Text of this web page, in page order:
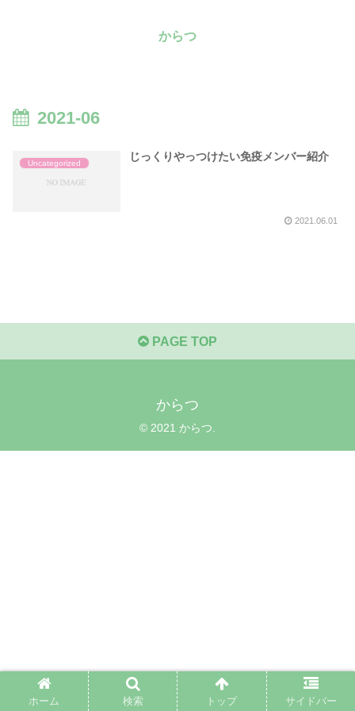
からつ
2021-06
Uncategorized
じっくりやっつけたい免疫メンバー紹介
2021.06.01
PAGE TOP
からつ
© 2021 からつ.
ホーム 検索 トップ サイドバー